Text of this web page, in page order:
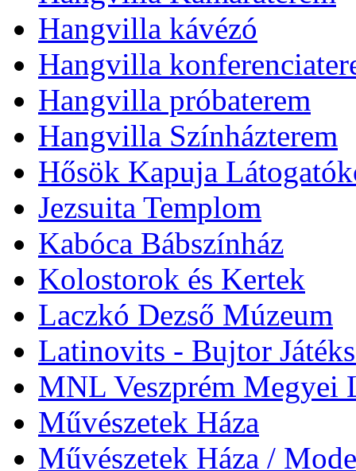
Hangvilla kávézó
Hangvilla
Hangvilla próbaterem
Hangvilla Színházterem
Hősök Kapuja
Jezsuita Templom
Kabóca Bábszínház
Kolostorok és Kertek
Laczkó Dezső Múzeum
Latinovits - Bujtor
MNL Veszprém Megyei
Művészetek Háza
Művészetek Háza /